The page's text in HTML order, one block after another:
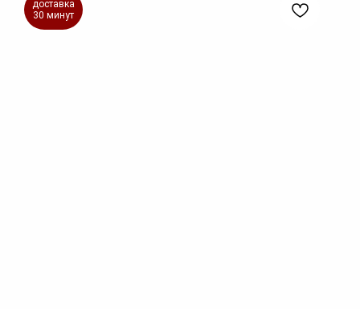
доставка
30 минут